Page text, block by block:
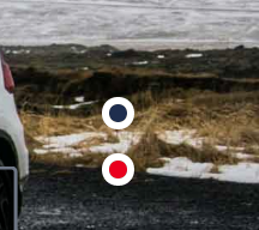
Fırsatı Kaçırmayın